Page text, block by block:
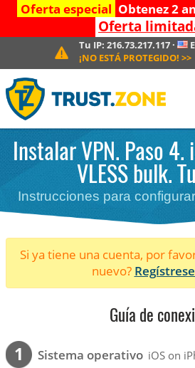
Oferta especial Obtenez 2
Oferta
Tu IP: 216.73.217.117·
¡NO ESTÁ PROTEGIDO! >>
Instalar VPN. Paso 4.
VLESS bulk.
Instrucciones para
Si ya tiene una cuenta, por
nuevo?
Guía de
1 Sistema operativo iOS on